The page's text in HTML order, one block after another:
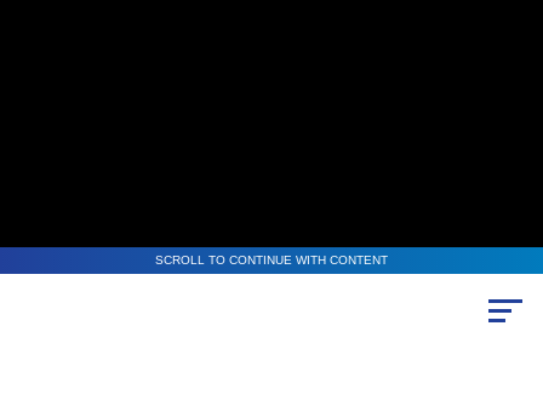
SCROLL TO CONTINUE WITH CONTENT